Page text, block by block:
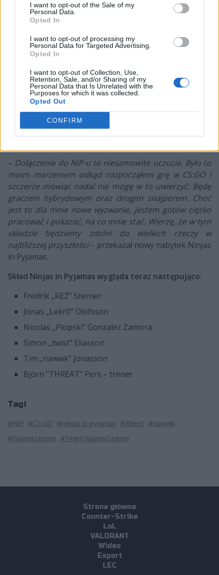
I want to opt-out of the Sale of my
Personal Data.
Opted In
I want to opt-out of processing my
Personal Data for Targeted Advertising.
Opted In
I want to opt-out of Collection, Use,
Retention, Sale, and/or Sharing of my
Personal Data that Is Unrelated with the
Purposes for which it was collected.
Opted Out
CONFIRM
operacyjny organizacji.
Wola f0resta zobligowała organizację do przeczesania
rynku i zakontraktowania następcy starego wyjadacza.
Tym namaszczono Tima "nawwka" Jonassona, który
został wykupiony z Teamu GamerLegion. Kilka miesięcy
wstecz ta sztuka nie udała się fnatic, które również
pomyślało o 22-latku, gdy przebudowywało swój skład
po Majorze w Berlinie. Pracodawca nawwka bardzo
wysoko wycenił swojego snajpera, stąd do transferu
ostatecznie nie doszło. Teraz Jonasson wreszcie
wydostał się z niemieckiej organizacji i złożył podpis
– Dołączenie do NiP-u to niesamowite uczucie. Było to
moim marzeniem odkąd rozpocząłem grę w CS:GO i
szczerze mówiąc nadal nie mogę w to uwierzyć. Będę
graczem hybrydowym oraz drugim snajperem. Choć
jest to dla mnie nowe wyzwanie, jestem gotów ciężko
pracować i pokazać, na co mnie stać. Wierzę, że w tym
składzie będziemy zdolni do wielkich rzeczy w
najbliższej przyszłości– przekazał nowy nabytek Ninjas
in Pyjamas.
Skład Ninjas in Pyjamas wygląda teraz następująco:
Fredrik „REZ” Sterner
Jonas „Lekr0” Olofsson
Nicolas „Plopski” Gonzalez Zamora
Simon „twist” Eliasson
Tim „nawwk” Jonasson
Björn "THREAT" Pers – trener
Tagi
#NiP #CS:GO #ninjas in pyjamas #f0rest #nawwk
#GamerLegion #Team GamerLegion
Strona główna
Counter-Strike
LoL
VALORANT
Wideo
Esport
LEC